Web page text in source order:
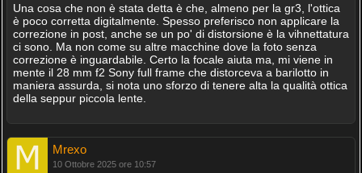
Una cosa che non è stata detta è che, almeno per la gr3, l'ottica
è poco corretta digitalmente. Spesso preferisco non applicare la
correzione in post, anche se un po' di distorsione è la vihnettatura
ci sono. Ma non come su altre macchine dove la foto senza
correzione è inguardabile. Certo la focale aiuta ma, mi viene in
mente il 28 mm f2 Sony full frame che distorceva a barilotto in
maniera assurda, si nota uno sforzo di tenere alta la qualità ottica
della seppur piccola lente.
Mrexo
10 Ottobre 2025 ore 10:57